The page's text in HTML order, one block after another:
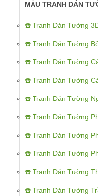
MẪU TRANH DÁN
☎️ Tranh Dán Tường
☎️ Tranh Dán Tường
☎️ Tranh Dán Tường
☎️ Tranh Dán Tường
☎️ Tranh Dán Tường
☎️ Tranh Dán Tường
☎️ Tranh Dán Tường
☎️ Tranh Dán Tường
☎️ Tranh Dán Tường
☎️ Tranh Dán Tường